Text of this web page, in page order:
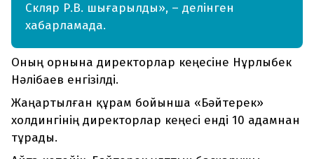
Скляр Р.В. шығарылды», – делінген
хабарламада.
Оның орнына директорлар кеңесіне Нұрлыбек
Нәлібаев енгізілді.
Жаңартылған құрам бойынша «Бәйтерек»
холдингінің директорлар кеңесі енді 10 адамнан
тұрады.